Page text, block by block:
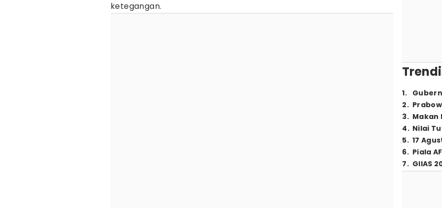
ketegangan.
1.
2.
3. Makan
4. Nilai
5. 17
6. Piala
7. GIIAS